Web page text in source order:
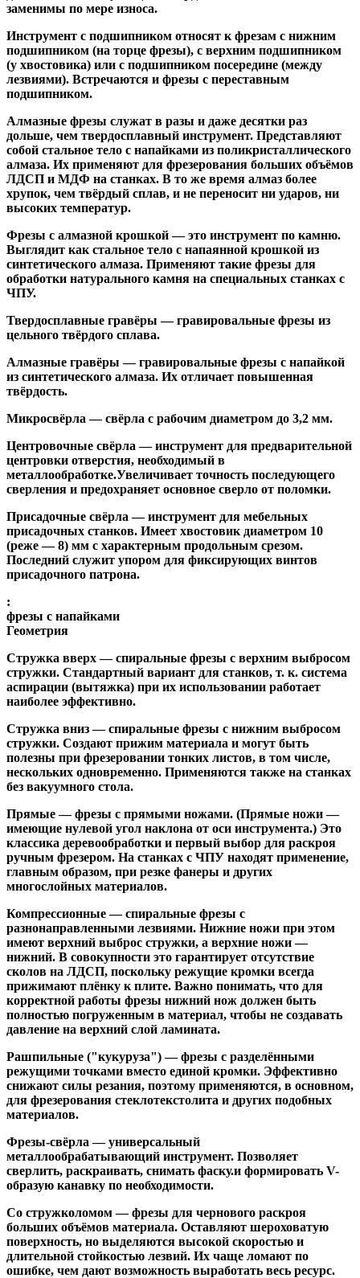
заменимы по мере износа.
Инструмент с подшипником относят к фрезам с нижним
подшипником (на торце фрезы), с верхним подшипником
(у хвостовика) или с подшипником посередине (между
лезвиями). Встречаются и фрезы с переставным
подшипником.
Алмазные фрезы служат в разы и даже десятки раз
дольше, чем твердосплавный инструмент. Представляют
собой стальное тело с напайками из поликристаллического
алмаза. Их применяют для фрезерования больших объёмов
ЛДСП и МДФ на станках. В то же время алмаз более
хрупок, чем твёрдый сплав, и не переносит ни ударов, ни
высоких температур.
Фрезы с алмазной крошкой— это инструмент по камню.
Выглядит как стальное тело с напаянной крошкой из
синтетического алмаза. Применяют такие фрезы для
обработки натурального камня на специальных станках с
ЧПУ.
Твердосплавные гравёры — гравировальные фрезы из
цельного твёрдого сплава.
Алмазные гравёры — гравировальные фрезы с напайкой
из синтетического алмаза. Их отличает повышенная
твёрдость.
Микросвёрла — свёрла с рабочим диаметром до 3,2 мм.
Центровочные свёрла — инструмент для предварительной
центровки отверстия, необходимый в
металлообработке.Увеличивает точность последующего
сверления и предохраняет основное сверло от поломки.
Присадочные свёрла — инструмент для мебельных
присадочных станков. Имеет хвостовик диаметром 10
(реже — 8) мм с характерным продольным срезом.
Последний служит упором для фиксирующих винтов
присадочного патрона.
:
фрезы с напайками
Геометрия
Стружка вверх— спиральные фрезы с верхним выбросом
стружки. Стандартный вариант для станков, т. к. система
аспирации (вытяжка) при их использовании работает
наиболее эффективно.
Стружка вниз— спиральные фрезы с нижним выбросом
стружки. Создают прижим материала и могут быть
полезны при фрезеровании тонких листов, в том числе,
нескольких одновременно. Применяются также на станках
без вакуумного стола.
Прямые— фрезы с прямыми ножами. (Прямые ножи —
имеющие нулевой угол наклона от оси инструмента.) Это
классика деревообработки и первый выбор для раскроя
ручным фрезером. На станках с ЧПУ находят применение,
главным образом, при резке фанеры и других
многослойных материалов.
Компрессионные— спиральные фрезы с
разнонаправленными лезвиями. Нижние ножи при этом
имеют верхний выброс стружки, а верхние ножи —
нижний. В совокупности это гарантирует отсутствие
сколов на ЛДСП, поскольку режущие кромки всегда
прижимают плёнку к плите. Важно понимать, что для
корректной работы фрезы нижний нож должен быть
полностью погруженным в материал, чтобы не создавать
давление на верхний слой ламината.
Рашпильные ("кукуруза")— фрезы с разделёнными
режущими точками вместо единой кромки. Эффективно
снижают силы резания, поэтому применяются, в основном,
для фрезерования стеклотекстолита и других подобных
материалов.
Фрезы-свёрла — универсальный
металлообрабатывающий инструмент. Позволяет
сверлить, раскраивать, снимать фаску.и формировать V-
образую канавку по необходимости.
Со стружколомом— фрезы для чернового раскроя
больших объёмов материала. Оставляют шероховатую
поверхность, но выделяются высокой скоростью и
длительной стойкостью лезвий. Их чаще ломают по
ошибке, чем дают возможность выработать весь ресурс.